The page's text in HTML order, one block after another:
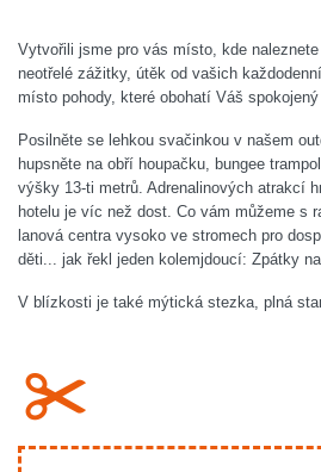
Vytvořili jsme pro vás místo, kde
neotřelé zážitky, útěk od vašich
místo pohody, které obohatí Váš
Posilněte se lehkou svačinkou v našem
hupsněte na obří houpačku, bungee
výšky 13-ti metrů. Adrenalinových atrakcí
hotelu je víc než dost. Co vám můžeme s
lanová centra vysoko ve stromech pro
děti... jak řekl jeden kolemjdoucí: Zpátky
V blízkosti je také mýtická stezka, plná